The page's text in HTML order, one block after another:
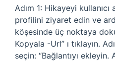
Adım 1: Hikayeyi
profilini ziyaret edin ve
köşesinde üç noktaya
Kopyala -Url” ı tıklayın.
seçin: “Bağlantıyı ekleyin.